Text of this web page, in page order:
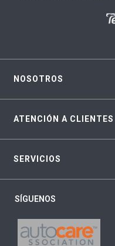
NOSOTROS
ATENCIÓN A CLIENTES
SERVICIOS
SÍGUENOS